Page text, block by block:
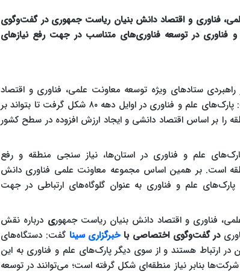
فناوری و اقتصاد دانش بنیان ریاست جمهوری در گفت‌و‌گوی
فناوری در توسعه فناوری‌های متناسب در جهت رفع نیازهای
ستادهای ویژه توسعه معاونت علمی، فناوری و اقتصاد
دانش بنیان ریاست جمهوری با بیان این مطلب گفت: پارک‌های علم و فناوری در اوایل دهه ۸۰ شکل گرفت تا بتواند بر
بر اساس اقتصاد دانشی و ایجاد ارزش افزوده در سطح کشور
علم و فناوری در استان‌ها، نیاز سنجی منطقه و رفع
است. بر همین اساس مجموعه معاونت علمی فناوری دانش
علم و فناوری به عنوان گلوگاه‌های ارتباطی در جهت
فناوری و اقتصاد دانش بنیان ریاست جمهوری درباره نقش
در گفت‌و‌گوی اختصاصی باخبرگزاری سینا گفت: دستگاه‌های
ارتباط هستند و از سوی دیگر پارک‌های علم و فناوری به این
بنابر نیاز منطقه‌ای شکل گرفته است؛ می‌توانند در توسعه